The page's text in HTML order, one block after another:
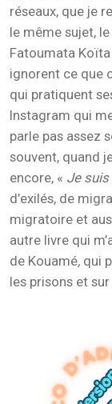
réseaux, que je
le même sujet, le
Fatoumata
ignorent ce que
qui pratiquent
Instagram qui
parle pas assez
souvent, quand
encore, « Je suis
d’exilés, de
migratoire et
autre livre qui
de Kouamé, qui
les prisons et